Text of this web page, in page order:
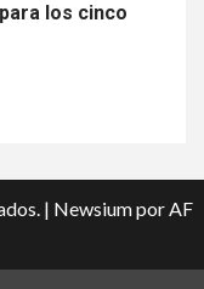
los cinco
| Newsiumpor AF